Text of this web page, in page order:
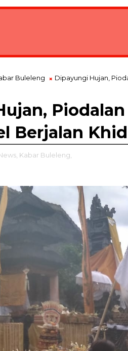
Buleleng
Dipayungi Hujan,
Berjalan
Kabar Buleleng,